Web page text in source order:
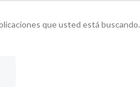
que usted está buscando.